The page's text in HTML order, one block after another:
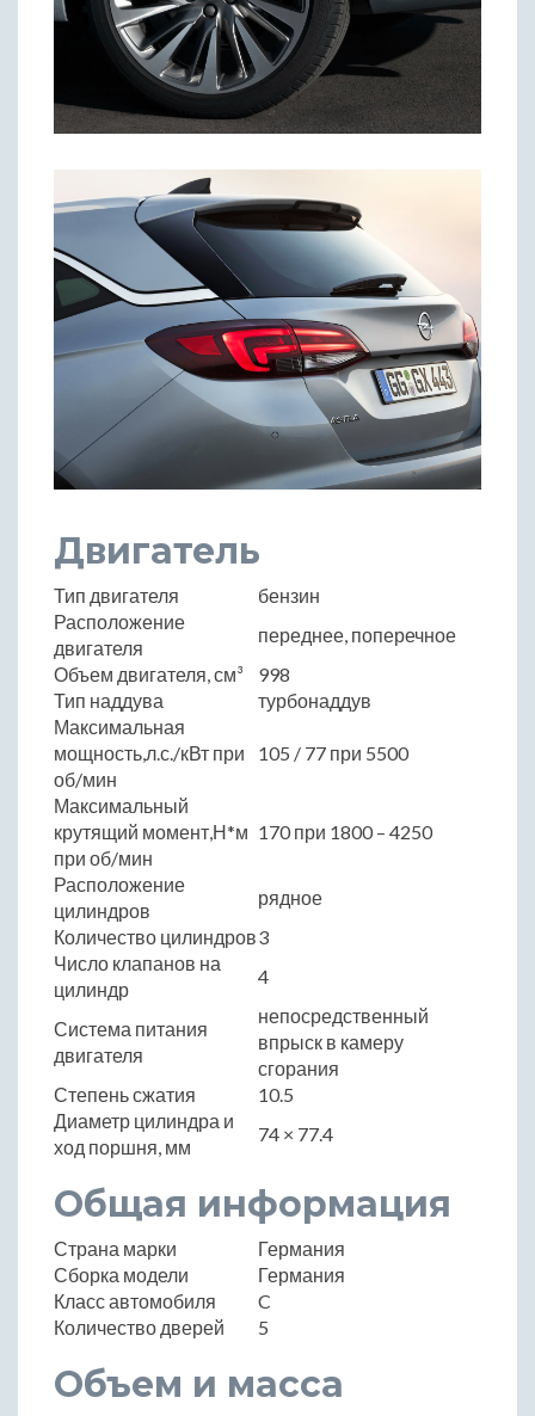
Двигатель
Тип двигателя
бензин
Расположение
двигателя
переднее, поперечное
Объем двигателя, см³
998
Тип наддува
турбонаддув
Максимальная
мощность,л.с./кВт при
об/мин
105 / 77 при 5500
Максимальный
крутящий момент,Н*м
при об/мин
170 при 1800 – 4250
Расположение
цилиндров
рядное
Количество цилиндров3
Число клапанов на
цилиндр
4
Система питания
двигателя
непосредственный
впрыск в камеру
сгорания
Степень сжатия
10.5
Диаметр цилиндра и
ход поршня, мм
74 × 77.4
Общая информация
Страна марки
Германия
Сборка модели
Германия
Класс автомобиля
C
Количество дверей
5
Объем и масса